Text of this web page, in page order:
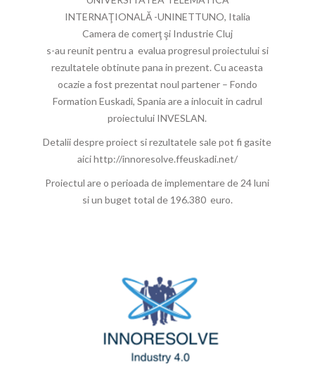
INTERNAŢIONALĂ -UNINETTUNO, Italia
Camera de comerţ şi Industrie Cluj
s-au reunit pentru a evalua progresul proiectului si
rezultatele obtinute pana in prezent. Cu aceasta
ocazie a fost prezentat noul partener – Fondo
Formation Euskadi, Spania are a inlocuit in cadrul
proiectului INVESLAN.
Detalii despre proiect si rezultatele sale pot fi gasite
aici http://innoresolve.ffeuskadi.net/
Proiectul are o perioada de implementare de 24 luni
si un buget total de 196.380 euro.